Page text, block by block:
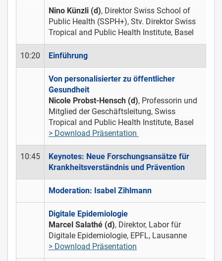
Nino Künzli (d), Direktor Swiss School of
Public Health (SSPH+), Stv. Direktor Swiss
Tropical and Public Health Institute, Basel
10:20 Einführung
Von personalisierter zu öffentlicher
Gesundheit
Nicole Probst-Hensch (d), Professorin und
Mitglied der Geschäftsleitung, Swiss
Tropical and Public Health Institute, Basel
> Download Präsentation
10:45
Keynotes: Neue Forschungsansätze für
Krankheitsverständnis und Prävention
Moderation: Isabel Zihlmann
Digitale Epidemiologie
Marcel Salathé (d), Direktor, Labor für
Digitale Epidemiologie, EPFL, Lausanne
> Download Präsentation